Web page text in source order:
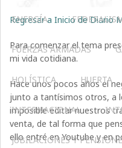
ENERGÍA
FUERZAS ARMADAS
HOLÍSTICA HUERTA
INTERNACIONAL
JUBILACIONES Y
Regresar a Inicio de Diario
Para comenzar el tema
mi vida cotidiana.
Hace unos pocos años el
junto a tantísimos otros, a
imposible editar nuestros
venta, de tal forma que
ello entré en Youtube y en